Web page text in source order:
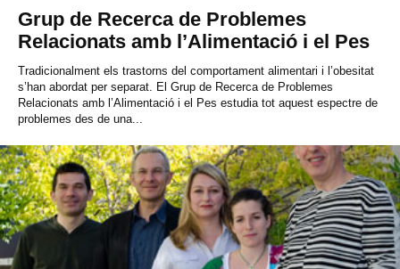
Grup de Recerca de Problemes
Relacionats amb l’Alimentació i el Pes
Tradicionalment els trastorns del comportament alimentari i l’obesitat
s’han abordat per separat. El Grup de Recerca de Problemes
Relacionats amb l’Alimentació i el Pes estudia tot aquest espectre de
problemes des de una...